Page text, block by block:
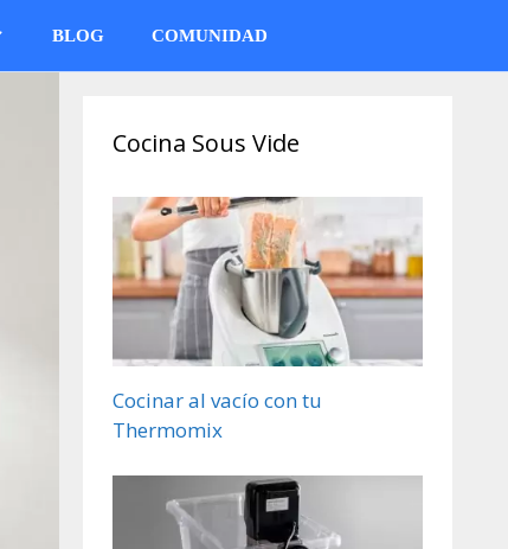
BLOG COMUNIDAD
Cocina Sous Vide
Cocinar al vacío con tu
Thermomix